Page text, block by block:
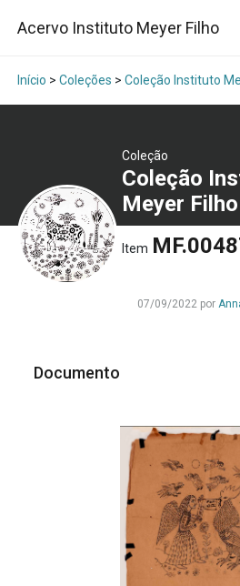
Acervo Instituto Meyer Filho
Início > Coleções > Coleção Instituto
Coleção
Coleção
Meyer Filho
Item
07/09/2022 por
Documento